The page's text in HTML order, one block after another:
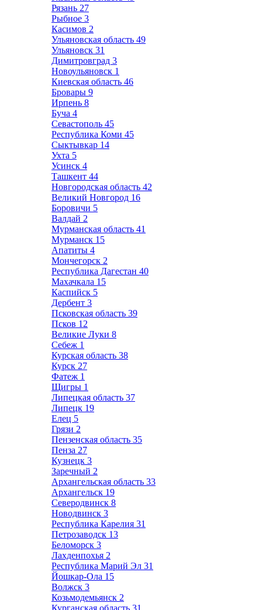
Рязань 27
Рыбное 3
Касимов 2
Ульяновская область 49
Ульяновск 31
Димитровград 3
Новоульяновск 1
Киевская область 46
Бровары 9
Ирпень 8
Буча 4
Севастополь 45
Республика Коми 45
Сыктывкар 14
Ухта 5
Усинск 4
Ташкент 44
Новгородская область 42
Великий Новгород 16
Боровичи 5
Валдай 2
Мурманская область 41
Мурманск 15
Апатиты 4
Мончегорск 2
Республика Дагестан 40
Махачкала 15
Каспийск 5
Дербент 3
Псковская область 39
Псков 12
Великие Луки 8
Себеж 1
Курская область 38
Курск 27
Фатеж 1
Щигры 1
Липецкая область 37
Липецк 19
Елец 5
Грязи 2
Пензенская область 35
Пенза 27
Кузнецк 3
Заречный 2
Архангельская область 33
Архангельск 19
Северодвинск 8
Новодвинск 3
Республика Карелия 31
Петрозаводск 13
Беломорск 3
Лахденпохья 2
Республика Марий Эл 31
Йошкар-Ола 15
Волжск 3
Козьмодемьянск 2
Курганская область 31